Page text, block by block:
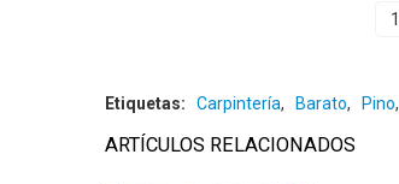
1
Etiquetas: Carpintería, Barato, Pino,
ARTÍCULOS RELACIONADOS